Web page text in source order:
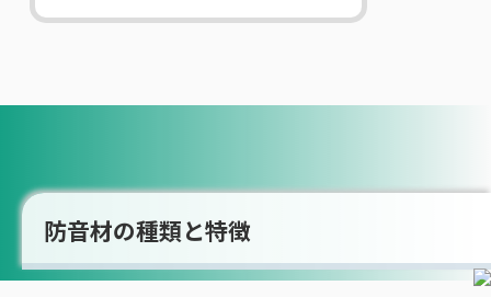
防音材の種類と特徴